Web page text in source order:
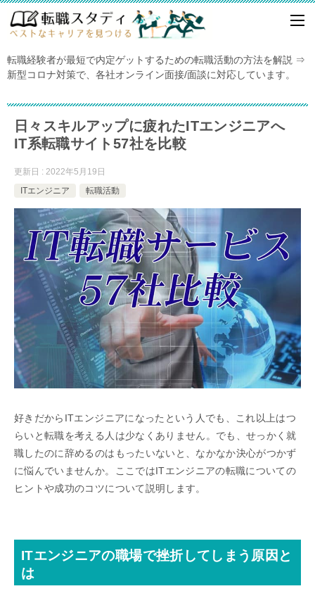
転職経験者が最短で内定ゲットするための転職活動の方法を解説 ⇒
新型コロナ対策で、各社オンライン面接/面談に対応しています。
日々スキルアップに疲れたITエンジニアへ
IT系転職サイト57社を比較
更新日 : 2022年5月19日
ITエンジニア
転職活動
好きだからITエンジニアになったという人でも、これ以上はつ
らいと転職を考える人は少なくありません。でも、せっかく就
職したのに辞めるのはもったいないと、なかなか決心がつかず
に悩んでいませんか。ここではITエンジニアの転職についての
ヒントや成功のコツについて説明します。
ITエンジニアの職場で挫折してしまう原因と
は